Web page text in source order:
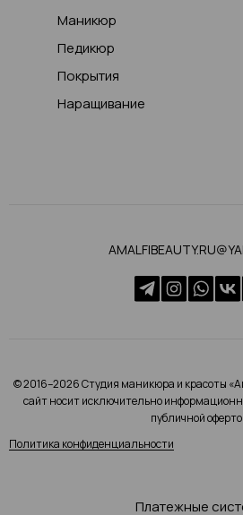
Маникюр
Педикюр
Покрытия
Наращивание
© 2016–2026 Студия маникюра и красоты
сайт носит исключительно
публичной
Политика конфиденциальности
Платежные